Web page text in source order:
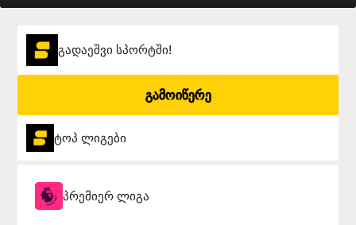
გადაეშვი სპორტში!
გამოიწერე
ტოპ ლიგები
პრემიერ ლიგა